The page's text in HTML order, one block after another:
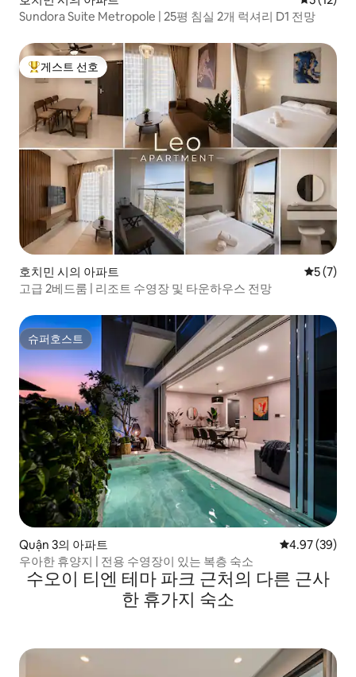
Sundora Suite Metropole | 25평 침실 2개 럭셔리 D1 전망
상위 게스트 선호
게스트 선호
호치민 시의 아파트 평점 5점
5 (7)
고급 2베드룸 | 리조트 수영장 및 타운하우스 전망
슈퍼호스트
슈퍼호스트
Quận 3의 아파트 평점 4.97점(5
4.97 (39)
우아한 휴양지 | 전용 수영장이 있는 복층 숙소
수오이 티엔 테마 파크 근처의 다른 근사
한 휴가지 숙소